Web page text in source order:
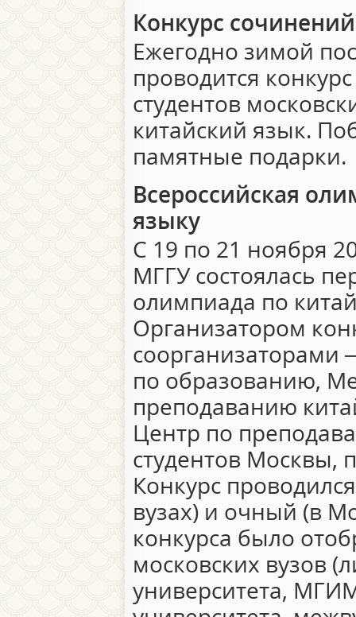
Конкурс сочинений
Ежегодно зимой
проводится
студентов
китайский язык.
памятные подарки.
Всероссийская
языку
С 19 по 21 ноября
МГГУ состоялась
олимпиада по
Организатором
соорганизаторами
по образованию,
преподаванию
Центр по
студентов Москвы,
Конкурс
вузах) и очный (в
конкурса было
московских вузов
университета,